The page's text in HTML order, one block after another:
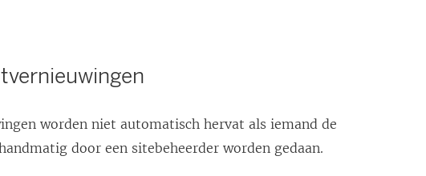
worden niet automatisch hervat als iemand de
door een sitebeheerder worden gedaan.